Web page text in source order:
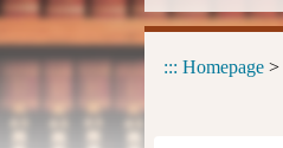
::: Homepage >